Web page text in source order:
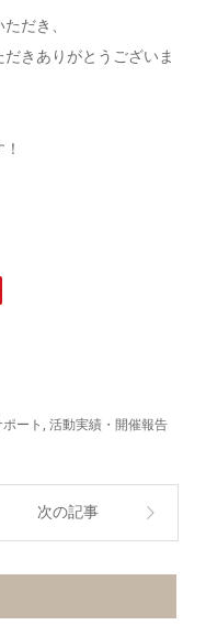
だき、
きありがとうございま
ート ,活動実績・開催報告
次の記事